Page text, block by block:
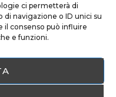
ci permetterà di
navigazione o ID unici su
il consenso può influire
e funzioni.